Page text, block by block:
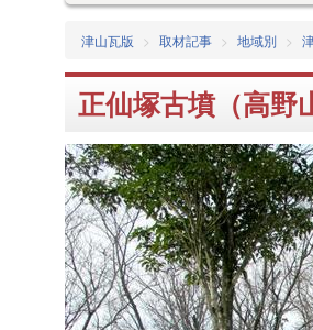
津山瓦版 取材記事 地域別
正仙塚古墳（高野